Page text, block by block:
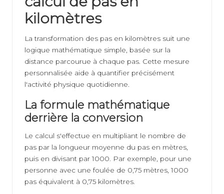
kilomètres
La transformation des pas en kilomètres suit une
logique mathématique simple, basée sur la
distance parcourue à chaque pas. Cette mesure
personnalisée aide à quantifier précisément
l'activité physique quotidienne.
La formule mathématique
derrière la conversion
Le calcul s'effectue en multipliant le nombre de
pas par la longueur moyenne du pas en mètres,
puis en divisant par 1000. Par exemple, pour une
personne avec une foulée de 0,75 mètres, 1000
pas équivalent à 0,75 kilomètres.